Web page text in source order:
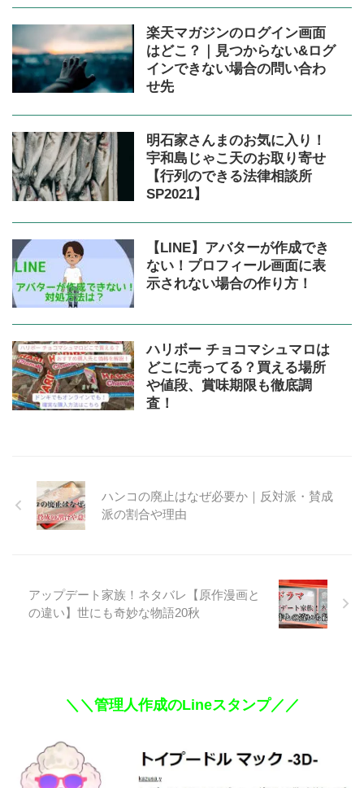
楽天マガジンのログイン画面
はどこ？｜見つからない&ログ
インできない場合の問い合わ
せ先
明石家さんまのお気に入り！
宇和島じゃこ天のお取り寄せ
【行列のできる法律相談所
SP2021】
【LINE】アバターが作成でき
ない！プロフィール画面に表
示されない場合の作り方！
ハリボー チョコマシュマロは
どこに売ってる？買える場所
や値段、賞味期限も徹底調
査！
ハンコの廃止はなぜ必要か｜反対派・賛成
派の割合や理由
アップデート家族！ネタバレ【原作漫画と
の違い】世にも奇妙な物語20秋
＼＼管理人作成のLineスタンプ／／